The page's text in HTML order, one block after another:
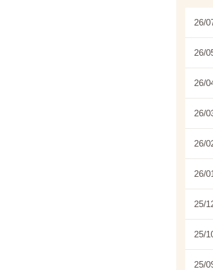
26/
26/
26/
26/
26/
26/
25/
25/
25/